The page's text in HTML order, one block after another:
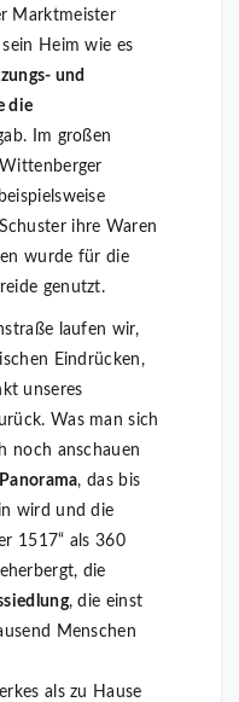
Marktmeister
Heim wie es
und
die
Im großen
ihre Waren
wurde für die
genutzt.
laufen wir,
Eindrücken,
unseres
Was man sich
noch anschauen
, das bis
wird und die
1517“ als 360
die
, die einst
Menschen
als zu Hause